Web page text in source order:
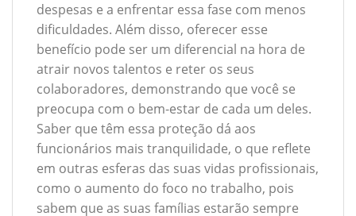
despesas e a enfrentar essa fase com menos
dificuldades. Além disso, oferecer esse
benefício pode ser um diferencial na hora de
atrair novos talentos e reter os seus
colaboradores, demonstrando que você se
preocupa com o bem-estar de cada um deles.
Saber que têm essa proteção dá aos
funcionários mais tranquilidade, o que reflete
em outras esferas das suas vidas profissionais,
como o aumento do foco no trabalho, pois
sabem que as suas famílias estarão sempre